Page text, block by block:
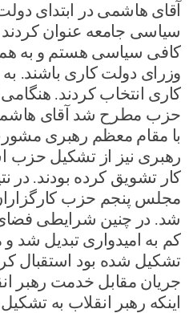
آقای هاشمی در ابتدای
سیاسی جامعه عنوان کردند
کافی سیاسی هستم و به
وزرای دولت کاری باشند.
کاری انتخاب کردند.
حزب مطرح شد آقای هاشمی
با مقام معظم رهبری
رهبری نیز از تشکیل حزب
کار تشویق کرده بودند. در
مجلس پنجم حزب
شد. در چنین شرایطی
کم به امیدواری تبدیل شد
تشکیل شده بود استقبال
جریان مقابل خدمت رهبر
اینکه رهبر انقلاب به